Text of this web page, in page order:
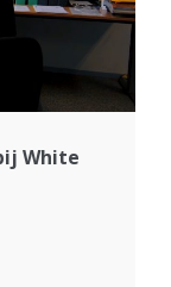
White